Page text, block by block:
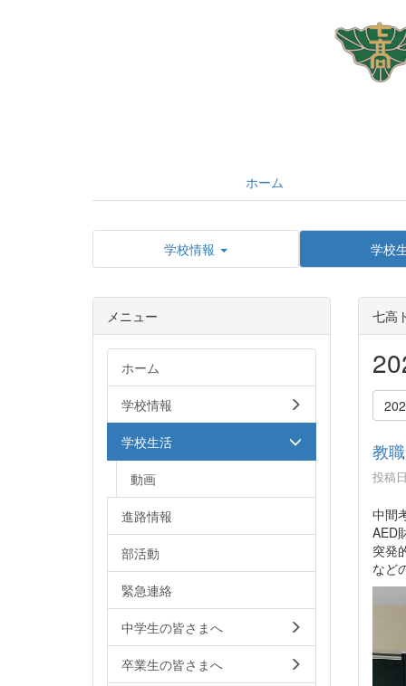
ホーム
学校情報 学校
七高
教
投稿
中間
AED
突発
など
メニュー
ホーム
学校情報
学校生活
動画
進路情報
部活動
緊急連絡
中学生の皆さまへ
卒業生の皆さまへ